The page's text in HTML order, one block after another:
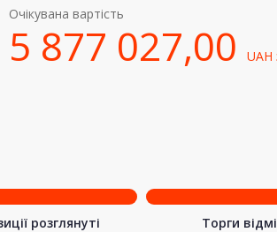
Очікувана вартість
5 877 027,00UAH
розглянуті Торги